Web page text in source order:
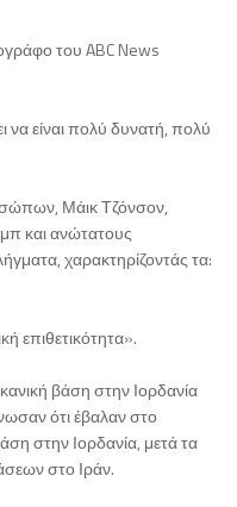
του ABC News
είναι πολύ δυνατή, πολύ
Μάικ Τζόνσον,
και ανώτατους
χαρακτηρίζοντάς τα:
επιθετικότητα».
βάση στην Ιορδανία
ότι έβαλαν στο
στην Ιορδανία, μετά τα
στο Ιράν.